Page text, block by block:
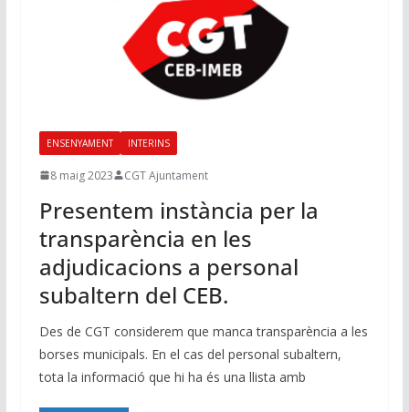
ENSENYAMENT INTERINS
8 maig 2023 CGT Ajuntament
Presentem instància per la
transparència en les
adjudicacions a personal
subaltern del CEB.
Des de CGT considerem que manca transparència a les
borses municipals. En el cas del personal subaltern,
tota la informació que hi ha és una llista amb